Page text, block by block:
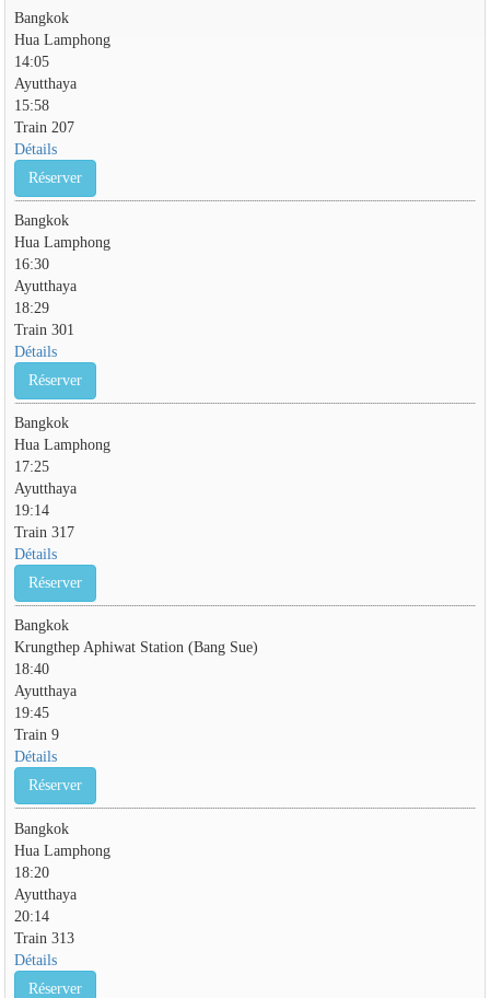
Bangkok
Hua Lamphong
14:05
Ayutthaya
15:58
Train 207
Détails
Réserver
Bangkok
Hua Lamphong
16:30
Ayutthaya
18:29
Train 301
Détails
Réserver
Bangkok
Hua Lamphong
17:25
Ayutthaya
19:14
Train 317
Détails
Réserver
Bangkok
Krungthep Aphiwat Station (Bang Sue)
18:40
Ayutthaya
19:45
Train 9
Détails
Réserver
Bangkok
Hua Lamphong
18:20
Ayutthaya
20:14
Train 313
Détails
Réserver